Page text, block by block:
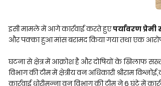
इसी मामले में आगे कार्रवाई करते हुएपर्यावरण
और पक्का हुआ मांस बरामद किया गया तथा एक
घटना से क्षेत्र में आक्रोश है और दोषियों के खिलाफ
विभाग की टीम में क्षेत्रीय वन अधिकारी श्रीराम
कार्रवाई धोरीमन्ना वन विभाग की टीम ने 6 घंटे में